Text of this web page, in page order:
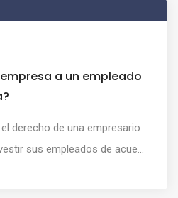
a un empleado
derecho de una empresario
sus empleados de acue...